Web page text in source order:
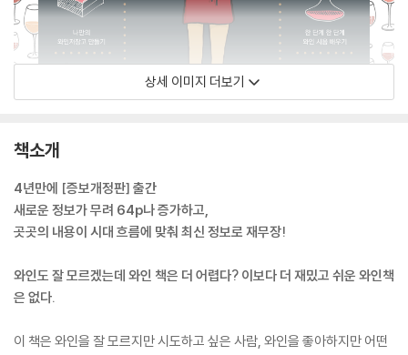
상세 이미지 더보기
책소개
4년만에 [증보개정판] 출간
새로운 정보가 무려 64p나 증가하고,
곳곳의 내용이 시대 흐름에 맞춰 최신 정보로 재무장!
와인도 잘 모르겠는데 와인 책은 더 어렵다? 이보다 더 재밌고 쉬운 와인책
은 없다.
이 책은 와인을 잘 모르지만 시도하고 싶은 사람, 와인을 좋아하지만 어떤